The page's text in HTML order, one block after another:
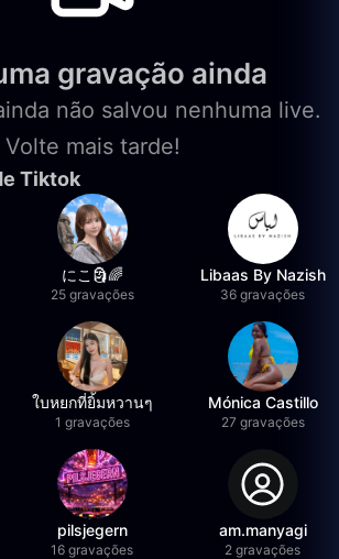
gravação ainda
não salvou nenhuma live.
Volte mais tarde!
Tiktok
にこ🗿🌈
25 gravações
Libaas By Nazish
36 gravações
ใบหยกที่ยิ้มหวานๆ
1 gravações
Mónica Castillo
27 gravações
pilsjegern
16 gravações
am.manyagi
2 gravações